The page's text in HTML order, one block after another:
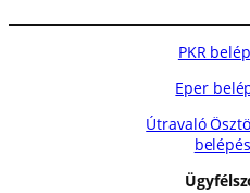
PKR
Eper
Útravaló